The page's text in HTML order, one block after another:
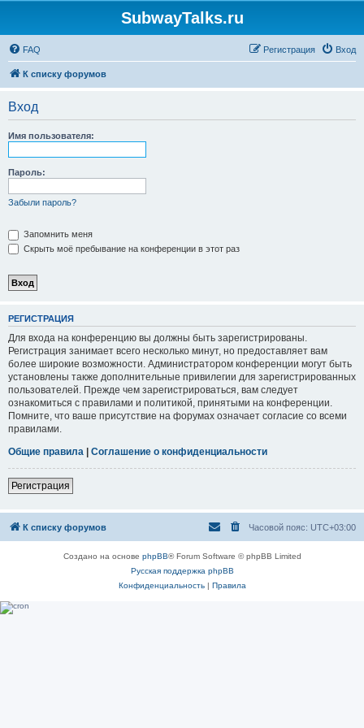
SubwayTalks.ru
FAQ Вход
Регистрация
К списку форумов
Вход
Имя пользователя:
Пароль:
Забыли пароль?
Запомнить меня
Скрыть моё пребывание на конференции в этот раз
РЕГИСТРАЦИЯ
Для входа на конференцию вы должны быть зарегистрированы.
Регистрация занимает всего несколько минут, но предоставляет вам
более широкие возможности. Администратором конференции могут быть
установлены также дополнительные привилегии для зарегистрированных
пользователей. Прежде чем зарегистрироваться, вам следует
ознакомиться с правилами и политикой, принятыми на конференции.
Помните, что ваше присутствие на форумах означает согласие со всеми
правилами.
Общие правила | Соглашение о конфиденциальности
Регистрация
К списку форумов Часовой пояс: UTC+03:00
Создано на основе phpBB® Forum Software © phpBB Limited
Русская поддержка phpBB
Конфиденциальность| Правила